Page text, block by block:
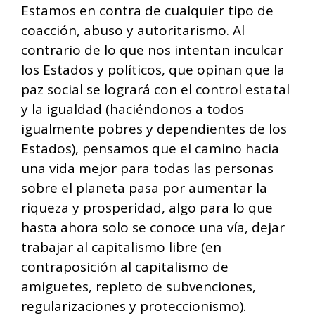
Estamos en contra de cualquier tipo de
coacción, abuso y autoritarismo. Al
contrario de lo que nos intentan inculcar
los Estados y políticos, que opinan que la
paz social se logrará con el control estatal
y la igualdad (haciéndonos a todos
igualmente pobres y dependientes de los
Estados), pensamos que el camino hacia
una vida mejor para todas las personas
sobre el planeta pasa por aumentar la
riqueza y prosperidad, algo para lo que
hasta ahora solo se conoce una vía, dejar
trabajar al capitalismo libre (en
contraposición al capitalismo de
amiguetes, repleto de subvenciones,
regularizaciones y proteccionismo).